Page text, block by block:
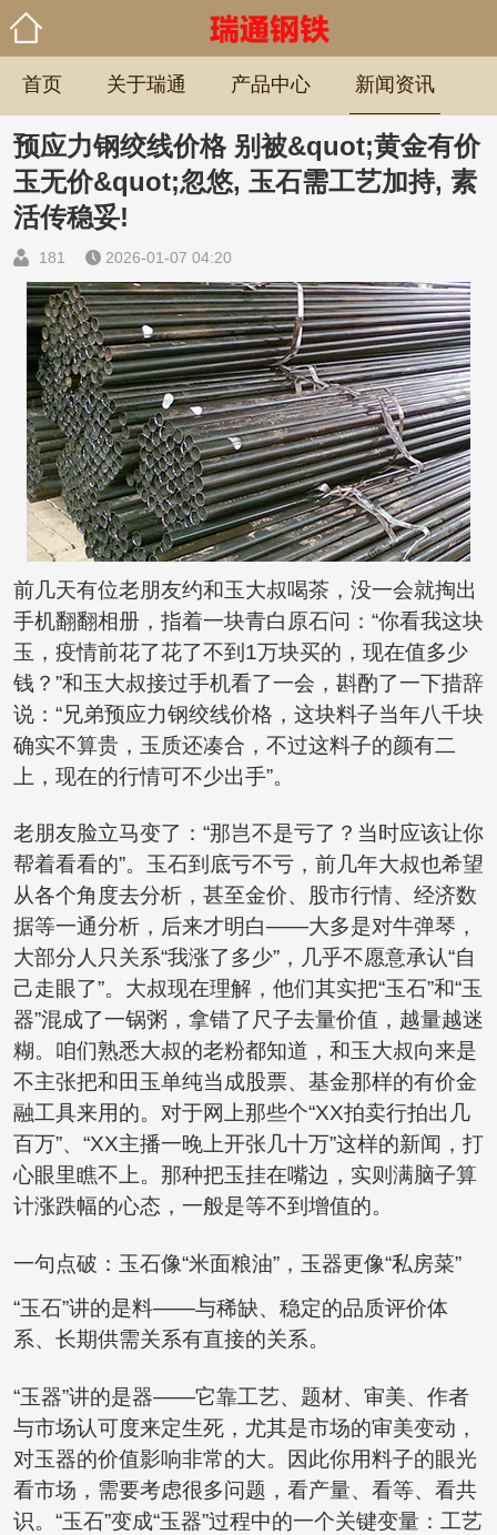
首页 关于瑞通 产品中心 新闻资讯
联系瑞通
预应力钢绞线价格 别被&quot;黄金有价
玉无价&quot;忽悠, 玉石需工艺加持, 素
活传稳妥!
181 2026-01-07 04:20
前几天有位老朋友约和玉大叔喝茶，没一会就掏出
手机翻翻相册，指着一块青白原石问：“你看我这块
玉，疫情前花了花了不到1万块买的，现在值多少
钱？”和玉大叔接过手机看了一会，斟酌了一下措辞
说：“兄弟预应力钢绞线价格，这块料子当年八千块
确实不算贵，玉质还凑合，不过这料子的颜有二
上，现在的行情可不少出手”。
老朋友脸立马变了：“那岂不是亏了？当时应该让你
帮着看看的”。玉石到底亏不亏，前几年大叔也希望
从各个角度去分析，甚至金价、股市行情、经济数
据等一通分析，后来才明白——大多是对牛弹琴，
大部分人只关系“我涨了多少”，几乎不愿意承认“自
己走眼了”。大叔现在理解，他们其实把“玉石”和“玉
器”混成了一锅粥，拿错了尺子去量价值，越量越迷
糊。咱们熟悉大叔的老粉都知道，和玉大叔向来是
不主张把和田玉单纯当成股票、基金那样的有价金
融工具来用的。对于网上那些个“XX拍卖行拍出几
百万”、“XX主播一晚上开张几十万”这样的新闻，打
心眼里瞧不上。那种把玉挂在嘴边，实则满脑子算
计涨跌幅的心态，一般是等不到增值的。
一句点破：玉石像“米面粮油”，玉器更像“私房菜”
“玉石”讲的是料——与稀缺、稳定的品质评价体
系、长期供需关系有直接的关系。
“玉器”讲的是器——它靠工艺、题材、审美、作者
与市场认可度来定生死，尤其是市场的审美变动，
对玉器的价值影响非常的大。因此你用料子的眼光
看市场，需要考虑很多问题，看产量、看等、看共
识。“玉石”变成“玉器”过程中的一个关键变量：工艺